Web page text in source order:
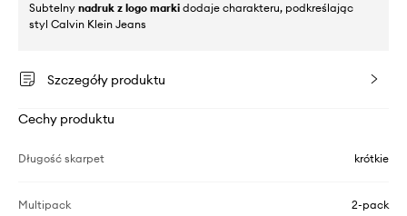
Subtelny nadruk z logo marki dodaje charakteru, podkreślając
styl Calvin Klein Jeans
Szczegóły produktu
Cechy produktu
Długość skarpet krótkie
Multipack 2-pack